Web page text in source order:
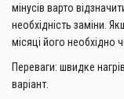
мінусів варто
необхідність заміни.
місяці його необхідно
Переваги: швидке
варіант.